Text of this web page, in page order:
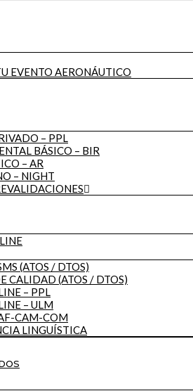
EVENTO AERONÁUTICO
– PPL
BÁSICO – BIR
– AR
– NIGHT
(ATOS / DTOS)
CALIDAD (ATOS / DTOS)
– PPL
– ULM
CAM-COM
LINGUÍSTICA